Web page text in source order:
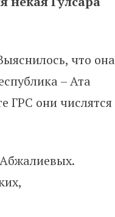
что она
– Ата
ГРС они числятся